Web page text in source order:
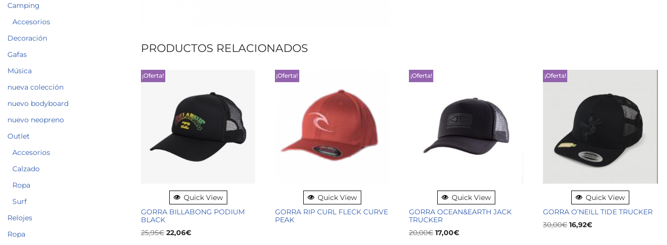
Camping
Accesorios
Decoración
Gafas
Música
nueva colección
nuevo bodyboard
nuevo neopreno
Outlet
Accesorios
Calzado
Ropa
Surf
Relojes
Ropa
PRODUCTOS RELACIONADOS
¡Oferta!
Quick View
GORRA BILLABONG PODIUM
BLACK
25,95€ 22,06€
¡Oferta!
Quick View
GORRA RIP CURL FLECK CURVE
PEAK
¡Oferta!
Quick View
GORRA OCEAN&EARTH JACK
TRUCKER
20,00€ 17,00€
¡Oferta!
Quick View
GORRA O’NEILL TIDE TRUCKER
30,00€ 16,92€